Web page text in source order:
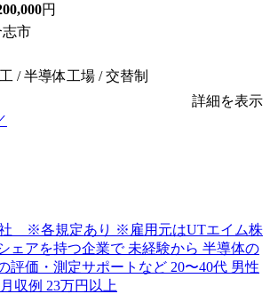
円
市
/ 半導体工場 / 交替制
詳細を表示